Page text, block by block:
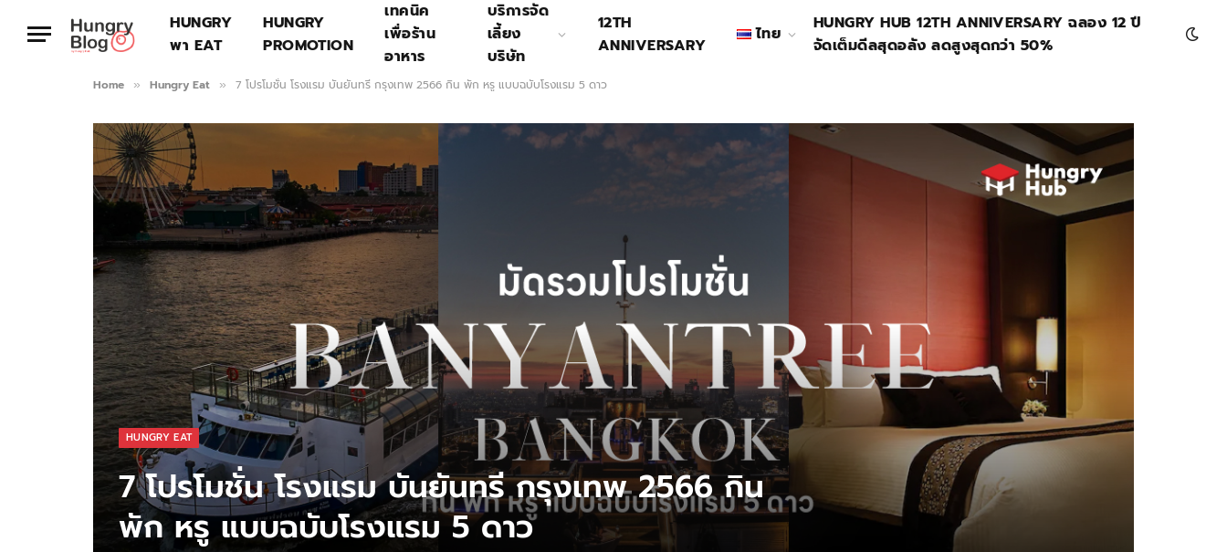
HUNGRY
พา EAT
HUNGRY
PROMOTION
เทคนิค
เพื่อร้าน
อาหาร
บริการจัด
เลี้ยง
บริษัท
12TH
ANNIVERSARY
ไทย
HUNGRY HUB 12TH ANNIVERSARY ฉลอง 12 ปี
จัดเต็มดีลสุดอลัง ลดสูงสุดกว่า 50%
Home » Hungry Eat » 7 โปรโมชั่น โรงแรม บันยันทรี กรุงเทพ 2566 กิน พัก หรู แบบฉบับโรงแรม 5 ดาว
HUNGRY EAT
7 โปรโมชั่น โรงแรม บันยันทรี กรุงเทพ 2566 กิน
พัก หรู แบบฉบับโรงแรม 5 ดาว